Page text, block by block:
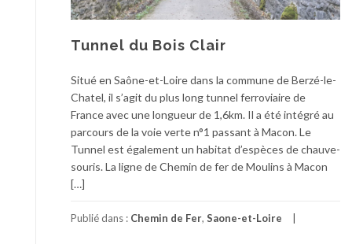
Tunnel du Bois Clair
Situé en Saône-et-Loire dans la commune de Berzé-le-
Chatel, il s’agit du plus long tunnel ferroviaire de
France avec une longueur de 1,6km. Il a été intégré au
parcours de la voie verte n°1 passant à Macon. Le
Tunnel est également un habitat d’espèces de chauve-
souris. La ligne de Chemin de fer de Moulins à Macon
[…]
Publié dans : Chemin de Fer, Saone-et-Loire